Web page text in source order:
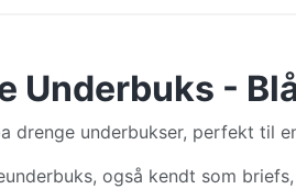
Underbuks -
drenge underbukser, perfekt til
også kendt som